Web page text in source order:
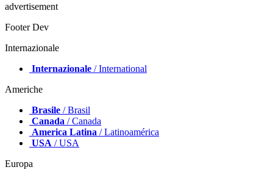
advertisement
Footer Dev
Internazionale
Internazionale / International
Americhe
Brasile / Brasil
Canada / Canada
America Latina / Latinoamérica
USA / USA
Europa